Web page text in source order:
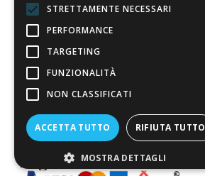
3.818
Recensioni
Pagamenti sicuri
STRETTAMENTE NECESSARI
PERFORMANCE
TARGETING
FUNZIONALITÀ
NON CLASSIFICATI
ACCETTA TUTTO RIFIUTA TUTTO
MOSTRA DETTAGLI